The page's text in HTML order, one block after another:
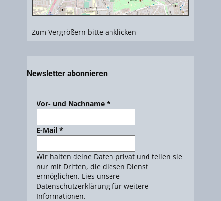
Zum Vergrößern bitte anklicken
Newsletter abonnieren
Vor- und Nachname *
E-Mail *
Wir halten deine Daten privat und teilen sie
nur mit Dritten, die diesen Dienst
ermöglichen. Lies unsere
Datenschutzerklärung für weitere
Informationen.